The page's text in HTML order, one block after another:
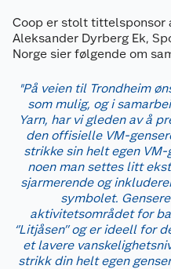
Coop er stolt tittelsponsor
Aleksander Dyrberg Ek,
Norge sier følgende om
"På veien til Trondheim
som mulig, og i
Yarn, har vi gleden av å
den offisielle VM-
strikke sin helt egen
noen man settes litt
sjarmerende og
symbolet.
aktivitetsområdet for
‘’Litjåsen’’ og er ideell
et lavere
strikk din helt egen